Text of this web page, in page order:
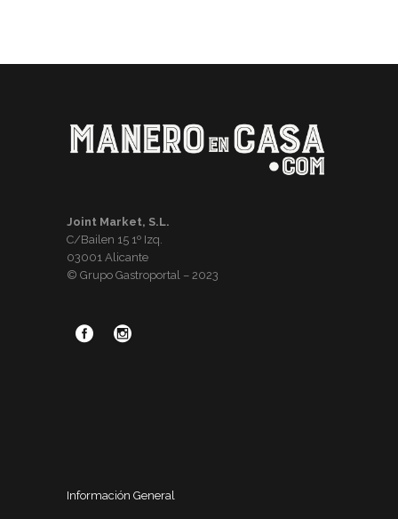
Joint Market, S.L.
C/Bailen 15 1º Izq.
03001 Alicante
© Grupo Gastroportal – 2023
Información General